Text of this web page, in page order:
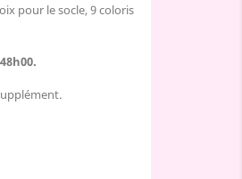
pour le socle, 9 coloris